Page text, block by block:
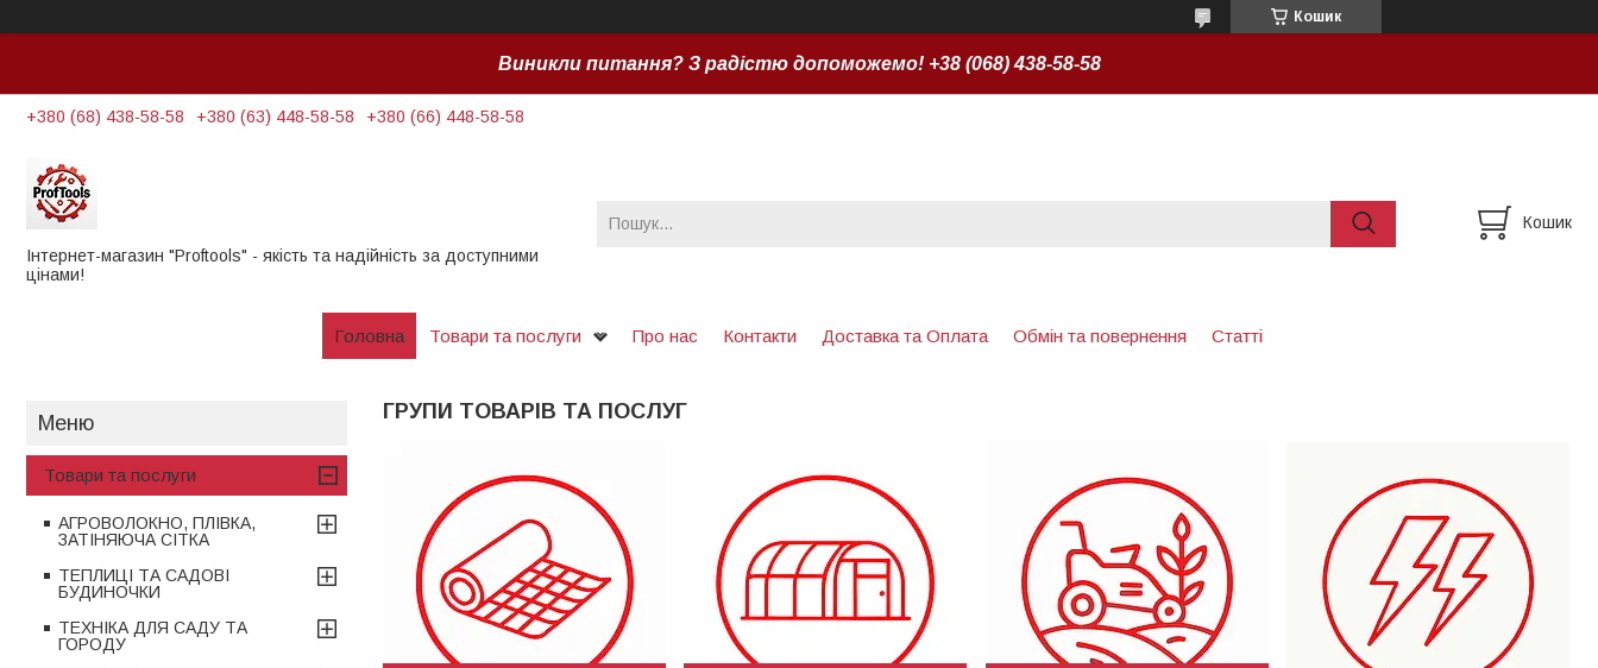
Кошик
Виникли питання? З радістю допоможемо! +38 (068) 438-58-58
+380 (68) 438-58-58 +380 (63) 448-58-58 +380 (66) 448-58-58
Інтернет-магазин "Proftools" - якість та надійність за доступними
цінами!
Кошик
Головна Товари та послуги Про нас Контакти Доставка та Оплата Обмін та повернення Статті
ГРУПИ ТОВАРІВ ТА ПОСЛУГ
Товари та послуги
АГРОВОЛОКНО, ПЛІВКА,
ЗАТІНЯЮЧА СІТКА
ТЕПЛИЦІ ТА САДОВІ
БУДИНОЧКИ
ТЕХНІКА ДЛЯ САДУ ТА
ГОРОДУ